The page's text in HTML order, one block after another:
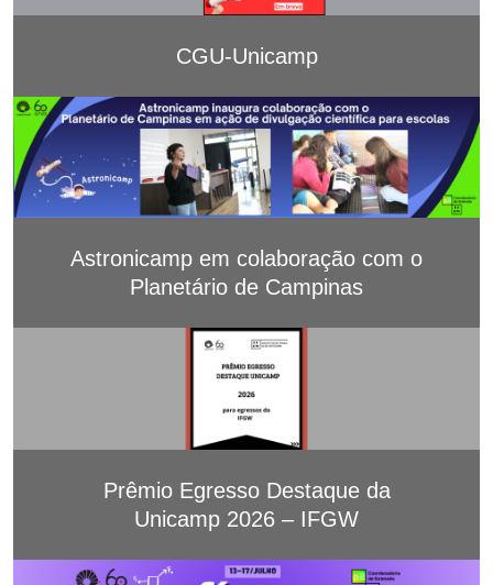
CGU-Unicamp
Astronicamp em colaboração com o
Planetário de Campinas
Prêmio Egresso Destaque da
Unicamp 2026 – IFGW